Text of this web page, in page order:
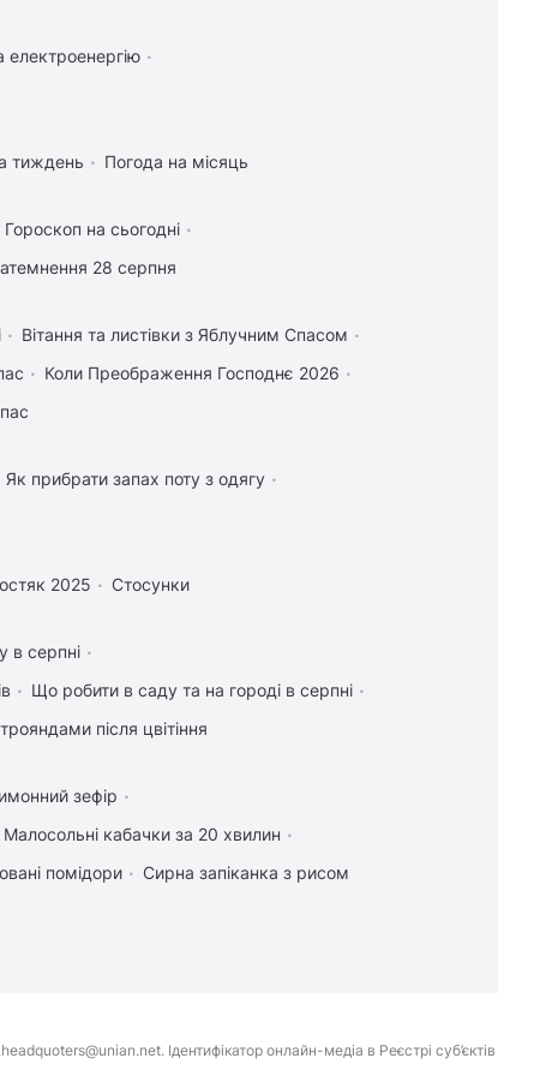
електроенергію
тиждень Погода на місяць
Гороскоп на сьогодні
28 серпня
Вітання та листівки з Яблучним Спасом
Коли Преображення Господнє 2026
Як прибрати запах поту з одягу
2025 Стосунки
в серпні
Що робити в саду та на городі в серпні
після цвітіння
зефір
Малосольні кабачки за 20 хвилин
помідори Сирна запіканка з рисом
Ідентифікатор онлайн-медіа в Реєстрі суб’єктів